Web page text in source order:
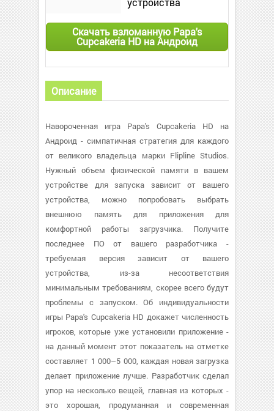
Скачать взломанную Papa's
Cupcakeria HD на Андроид
Описание
Навороченная игра Papa's Cupcakeria HD на
Андроид - симпатичная стратегия для каждого
от великого владельца марки Flipline Studios.
Нужный объем физической памяти в вашем
устройстве для запуска зависит от вашего
устройства, можно попробовать выбрать
внешнюю память для приложения для
комфортной работы загрузчика. Получите
последнее ПО от вашего разработчика -
требуемая версия зависит от вашего
устройства, из-за несоответствия
минимальным требованиям, скорее всего будут
проблемы с запуском. Об индивидуальности
игры Papa's Cupcakeria HD докажет численность
игроков, которые уже установили приложение -
на данный момент этот показатель на отметке
составляет 1 000–5 000, каждая новая загрузка
делает приложение лучше. Разработчик сделал
упор на несколько вещей, главная из которых -
это хорошая, продуманная и современная